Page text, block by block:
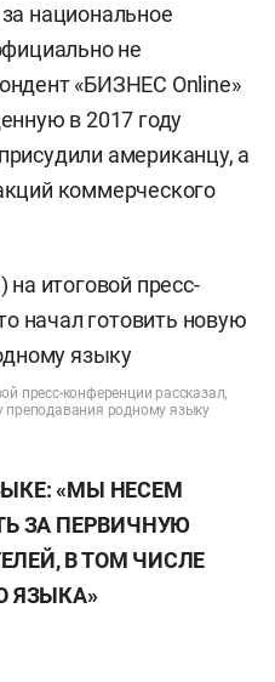
национальное
не
«БИЗНЕС Online»
в 2017 году
американцу, а
коммерческого
пресс-конференции рассказал,
преподавания родному языку
«МЫ НЕСЕМ
ЗА ПЕРВИЧНУЮ
В ТОМ ЧИСЛЕ
ЯЗЫКА»